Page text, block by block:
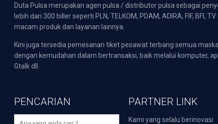
Duta Pulsa merupakan agen pulsa / distributor pulsa sebagai
lebih dari 300 biller seperti PLN, TELKOM, PDAM, ADIRA, FIF,
macam produk dan layanan lainnya.
Kini juga tersedia pemesanan tiket pesawat terbang semua
dengan kemudahan dalam bertransaksi, baik melalui komputer,
Gtalk dll.
PENCARIAN PARTNER LINK
Kami yang selalu berinovasi